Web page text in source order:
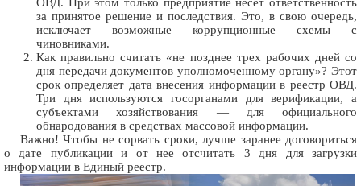
ОВД. При этом только предприятие несет ответственность
за принятое решение и последствия. Это, в свою очередь,
исключает возможные коррупционные схемы с
чиновниками.
Как правильно считать «не позднее трех рабочих дней со
дня передачи документов уполномоченному органу»? Этот
срок определяет дата внесения информации в реестр ОВД.
Три дня используются госорганами для верификации, а
субъектами хозяйствования — для официального
обнародования в средствах массовой информации.
Важно! Чтобы не сорвать сроки, лучше заранее договориться
о дате публикации и от нее отсчитать 3 дня для загрузки
информации в Единый реестр.